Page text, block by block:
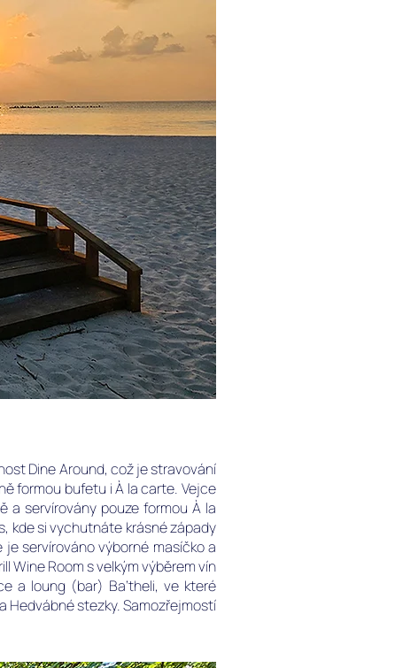
Dine Around, což je stravování
formou bufetu i À la carte. Vejce
a servírovány pouze formou À la
kde si vychutnáte krásné západy
servírováno výborné masíčko a
Wine Room s velkým výběrem vín
a loung (bar) Ba’theli, ve které
Hedvábné stezky. Samozřejmostí